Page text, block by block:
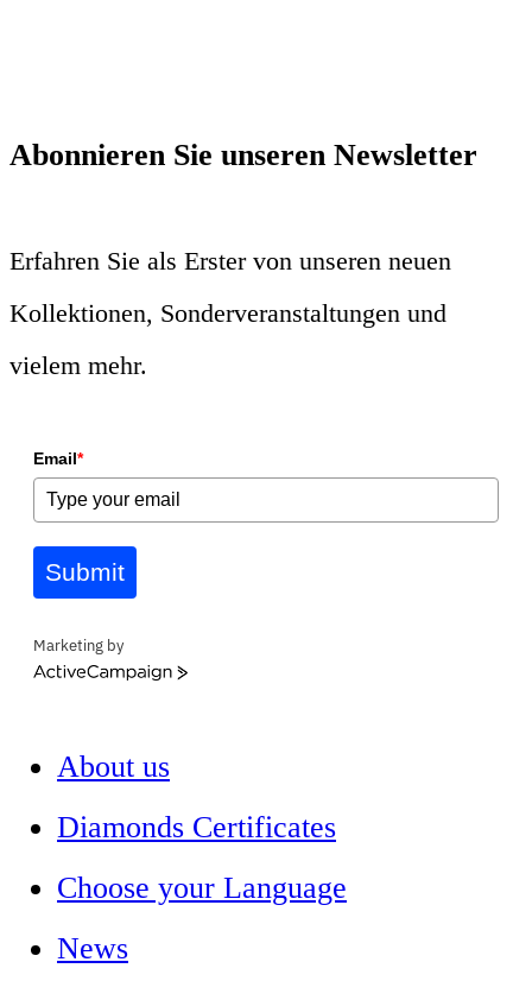
Abonnieren Sie unseren Newsletter
Erfahren Sie als Erster von unseren neuen
Kollektionen, Sonderveranstaltungen und
vielem mehr.
Email*
Submit
Marketing by
ActiveCampaign
About us
Diamonds Certificates
Choose your Language
News